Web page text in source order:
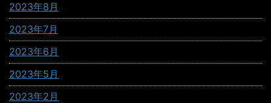
2023年8月
2023年7月
2023年6月
2023年5月
2023年2月